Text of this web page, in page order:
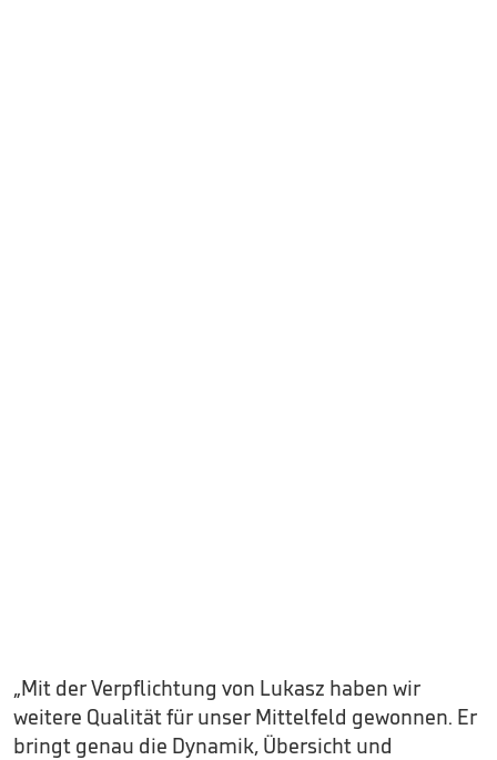
„Mit der Verpflichtung von Lukasz haben wir
weitere Qualität für unser Mittelfeld gewonnen. Er
bringt genau die Dynamik, Übersicht und